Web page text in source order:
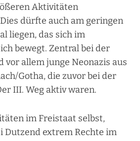
Aktivitäten
dürfte auch am geringen
liegen, das sich im
bewegt. Zentral bei der
vor allem junge Neonazis aus
Gotha, die zuvor bei der
III. Weg aktiv waren.
im Freistaat selbst,
Dutzend extrem Rechte im